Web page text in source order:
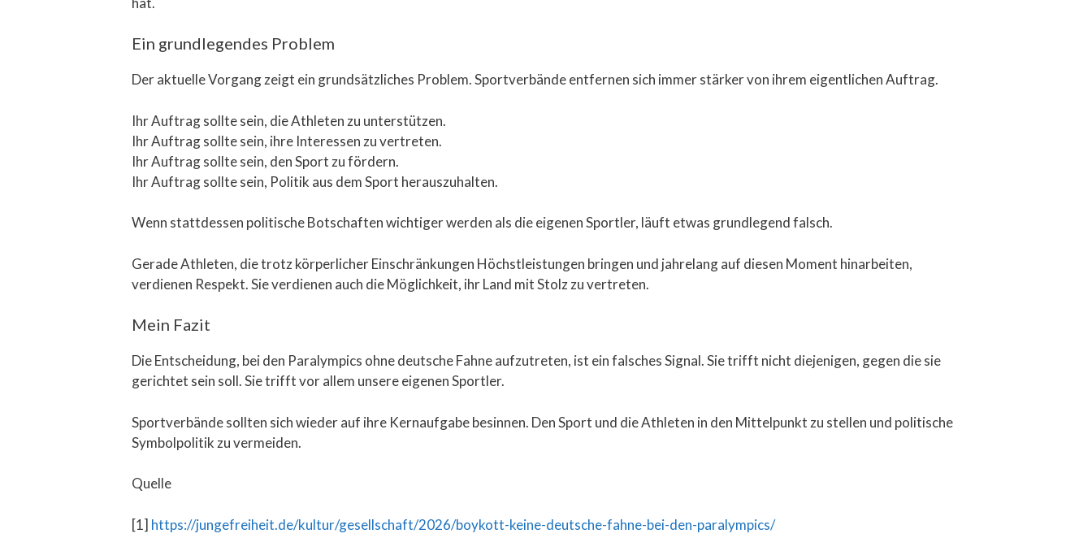
Ein grundlegendes Problem
Der aktuelle Vorgang zeigt ein grundsätzliches Problem. Sportverbände entfernen sich immer stärker von ihrem eigentlichen Auftrag.
Ihr Auftrag sollte sein, die Athleten zu unterstützen.
Ihr Auftrag sollte sein, ihre Interessen zu vertreten.
Ihr Auftrag sollte sein, den Sport zu fördern.
Ihr Auftrag sollte sein, Politik aus dem Sport herauszuhalten.
Wenn stattdessen politische Botschaften wichtiger werden als die eigenen Sportler, läuft etwas grundlegend falsch.
Gerade Athleten, die trotz körperlicher Einschränkungen Höchstleistungen bringen und jahrelang auf diesen Moment hinarbeiten,
verdienen Respekt. Sie verdienen auch die Möglichkeit, ihr Land mit Stolz zu vertreten.
Mein Fazit
Die Entscheidung, bei den Paralympics ohne deutsche Fahne aufzutreten, ist ein falsches Signal. Sie trifft nicht diejenigen, gegen die sie
gerichtet sein soll. Sie trifft vor allem unsere eigenen Sportler.
Sportverbände sollten sich wieder auf ihre Kernaufgabe besinnen. Den Sport und die Athleten in den Mittelpunkt zu stellen und politische
Symbolpolitik zu vermeiden.
Quelle
[1] https://jungefreiheit.de/kultur/gesellschaft/2026/boykott-keine-deutsche-fahne-bei-den-paralympics/